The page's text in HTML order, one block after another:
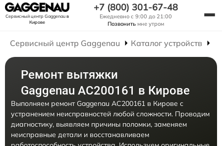
Сервисный центр Gaggenauв
Кирове
+7 (800) 301-67-48
Ежедневно с 9:00 до 21:00
Позвонить мне утром
Сервисный центр Gaggenau Каталог устройств
Ремонт вытяжки
Gaggenau AC200161 в Кирове
Выполняем ремонт Gaggenau AC200161 в Кирове с
устранением неисправностей любой сложности. Проводим
диагностику, выявляем причины поломки, заменяем
неисправные детали и восстанавливаем